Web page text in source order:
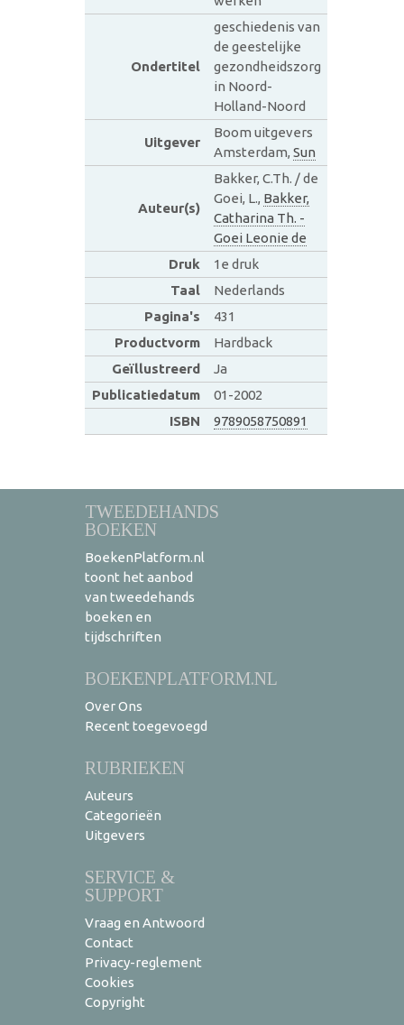
Ondertitel
geschiedenis van
de geestelijke
gezondheidszorg
in Noord-
Holland-Noord
Uitgever
Boom uitgevers
Amsterdam, Sun
Auteur(s)
Bakker, C.Th. / de
Goei, L., Bakker,
Catharina Th. -
Goei Leonie de
Druk
1e druk
Taal
Nederlands
Pagina's
431
Productvorm
Hardback
Geïllustreerd
Ja
Publicatiedatum
01-2002
ISBN
9789058750891
TWEEDEHANDS
BOEKEN
BoekenPlatform.nl
toont het aanbod
van tweedehands
boeken en
tijdschriften
BOEKENPLATFORM.NL
Over Ons
Recent toegevoegd
RUBRIEKEN
Auteurs
Categorieën
Uitgevers
SERVICE &
SUPPORT
Vraag en Antwoord
Contact
Privacy-reglement
Cookies
Copyright